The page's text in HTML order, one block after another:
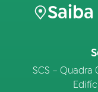
SCS – Quadra